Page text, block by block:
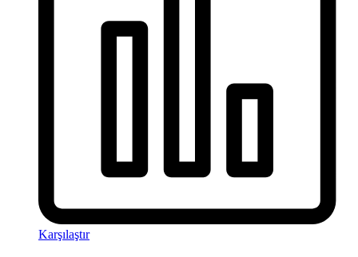
Karşılaştır